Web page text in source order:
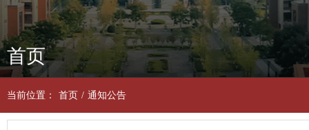
首页
当前位置： 首页 / 通知公告